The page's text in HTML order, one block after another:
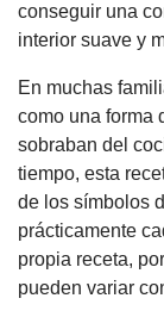
conseguir una
interior suave y
En muchas
como una forma
sobraban del
tiempo, esta
de los símbolos
prácticamente
propia receta,
pueden variar